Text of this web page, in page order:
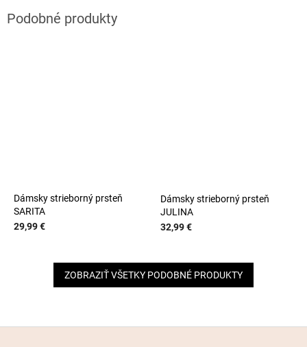
Dámsky strieborný prsteň
SARITA
29,99 €
Dámsky strieborný prsteň
JULINA
32,99 €
ZOBRAZIŤ VŠETKY PODOBNÉ PRODUKTY